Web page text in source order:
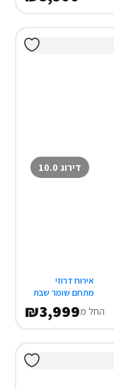
דירוג 10.0
אירוח דרוזי
מתחם שומר שבת
החל מ₪3,999